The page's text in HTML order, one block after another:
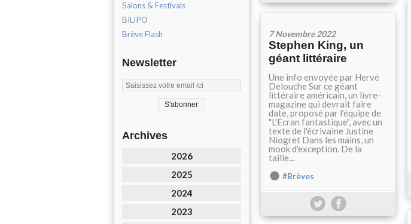
Salons & Festivals
BILIPO
Brève Flash
Newsletter
Archives
2026
2025
2024
2023
7 Novembre 2022
Stephen King, un
géant littéraire
Une info envoyée par Hervé
Delouche Sur ce géant
littéraire américain, un livre-
magazine qui devrait faire
date, proposé par l'équipe de
"L'Ecran fantastique", avec un
texte de l'écrivaine Justine
Niogret Dans les mains, un
mook d'exception. De la
taille...
#Brèves